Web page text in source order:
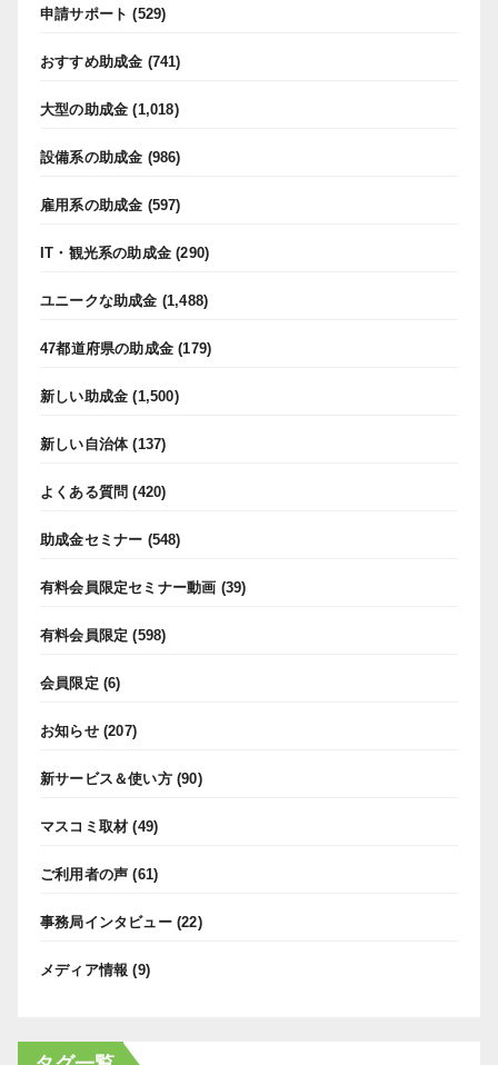
申請サポート (529)
おすすめ助成金 (741)
大型の助成金 (1,018)
設備系の助成金 (986)
雇用系の助成金 (597)
IT・観光系の助成金 (290)
ユニークな助成金 (1,488)
47都道府県の助成金 (179)
新しい助成金 (1,500)
新しい自治体(137)
よくある質問 (420)
助成金セミナー (548)
有料会員限定セミナー動画 (39)
有料会員限定 (598)
会員限定 (6)
お知らせ(207)
新サービス＆使い方(90)
マスコミ取材 (49)
ご利用者の声 (61)
事務局インタビュー(22)
メディア情報 (9)